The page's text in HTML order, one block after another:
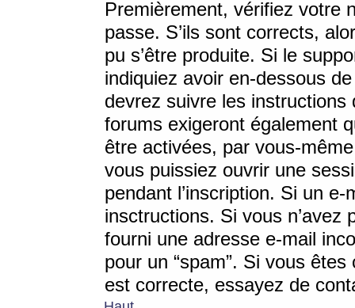
Premièrement, vérifiez votre
passe. S’ils sont corrects,
pu s’être produite. Si le
indiquiez avoir en-dessous
devrez suivre les
forums exigeront également
être activées, par vous-
vous puissiez ouvrir une
pendant l’inscription. Si un
insctructions. Si vous n’avez
fourni une adresse e-mail
pour un “spam”. Si vous
est correcte, essayez de